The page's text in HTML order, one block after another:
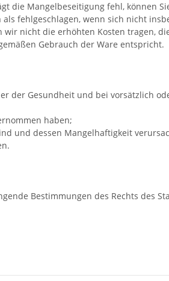
die Mangelbeseitigung fehl, können
fehlgeschlagen, wenn sich nicht
nicht die erhöhten Kosten tragen,
Gebrauch der Ware entspricht.
der Gesundheit und bei vorsätzlich
haben;
und dessen Mangelhaftigkeit
Bestimmungen des Rechts des